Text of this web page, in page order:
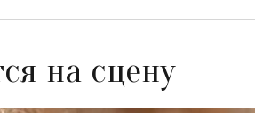
на сцену